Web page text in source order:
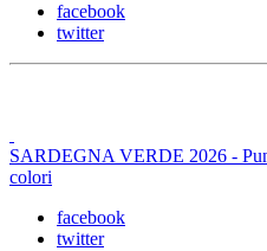
facebook
twitter
SARDEGNA VERDE 2026 -
colori
facebook
twitter